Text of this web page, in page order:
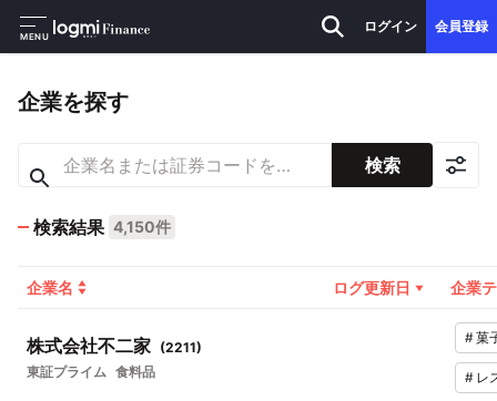
MENU
ログイン 会員登録
企業を探す
検索
検索結果 4,150件
企業名 ログ更新日 企業
株式会社不二家 (2211)
東証プライム 食料品
#菓
# レ